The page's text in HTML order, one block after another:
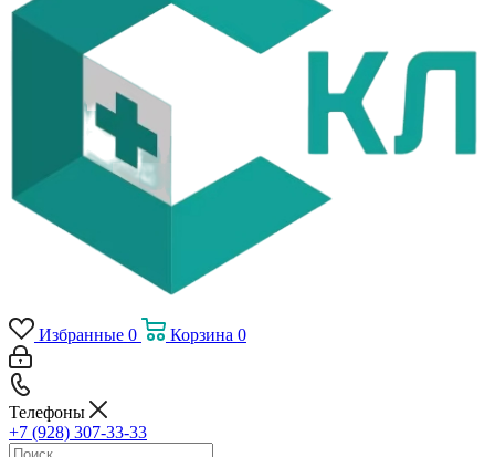
Избранные 0 Корзина 0
Телефоны
+7 (928) 307-33-33